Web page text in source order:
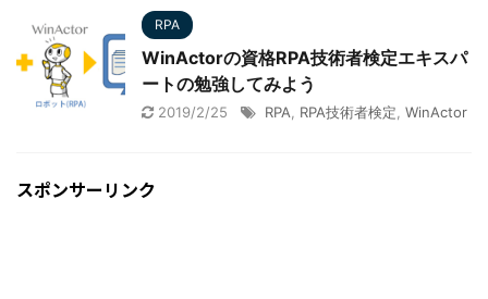
RPA
WinActorの資格RPA技術者検定エキスパ
ートの勉強してみよう
2019/2/25 RPA RPA技術者検定 WinActor
スポンサーリンク